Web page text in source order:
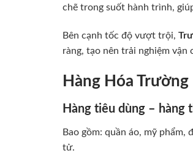
chẽ trong suốt hành trình,
Bên cạnh tốc độ vượt trội,
ràng, tạo nên trải nghiệm vận
Hàng Hóa
Hàng tiêu dùng – hàng
Bao gồm: quần áo, mỹ phẩm,
tử.